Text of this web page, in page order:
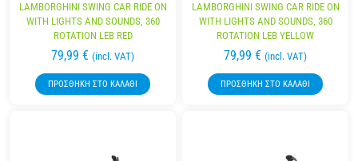
LAMBORGHINI SWING CAR RIDE ON
WITH LIGHTS AND SOUNDS, 360
ROTATION LEB RED
79,99 € (incl. VAT)
ΠΡΟΣΘΉΚΗ ΣΤΟ ΚΑΛΆΘΙ
LAMBORGHINI SWING CAR RIDE ON
WITH LIGHTS AND SOUNDS, 360
ROTATION LEB YELLOW
79,99 € (incl. VAT)
ΠΡΟΣΘΉΚΗ ΣΤΟ ΚΑΛΆΘΙ